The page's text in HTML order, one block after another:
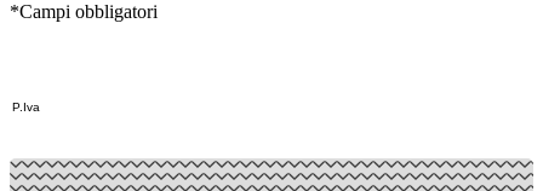
*Campi obbligatori